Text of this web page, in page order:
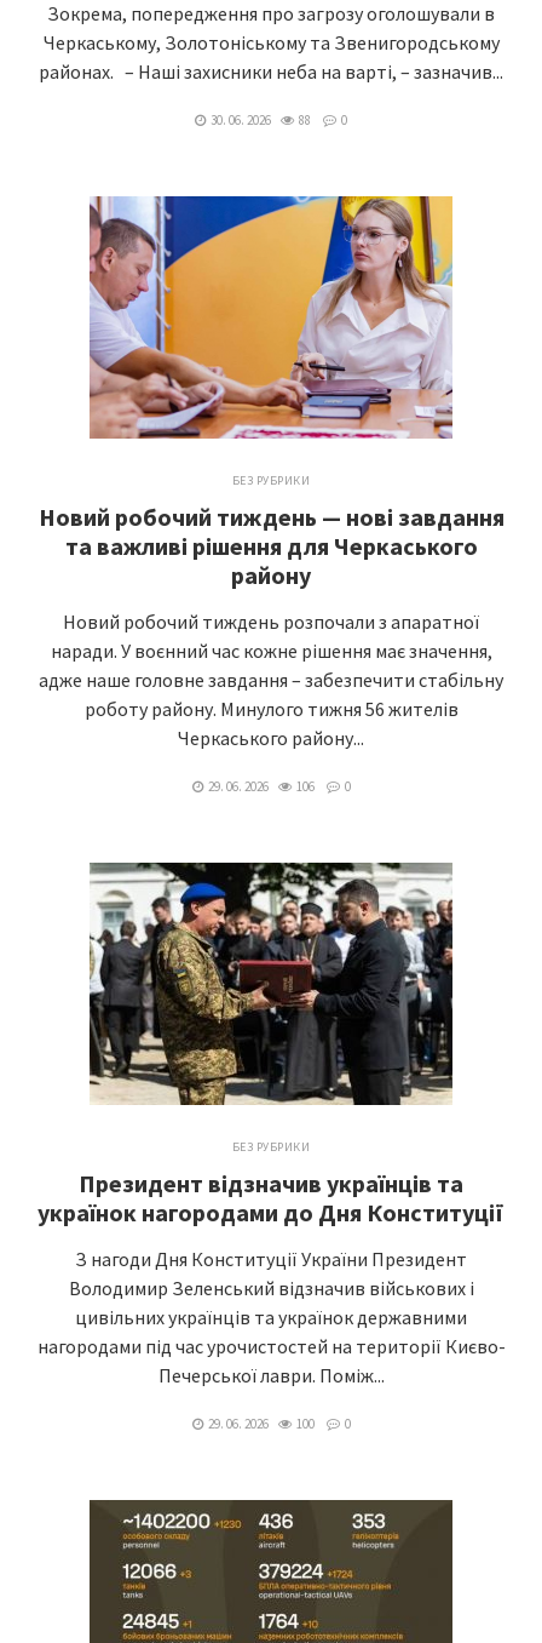
Зокрема, попередження про загрозу оголошували в
Черкаському, Золотоніському та Звенигородському
районах. – Наші захисники неба на варті, – зазначив...
30. 06. 2026 88 0
БЕЗ РУБРИКИ
Новий робочий тиждень — нові завдання
та важливі рішення для Черкаського
району
Новий робочий тиждень розпочали з апаратної
наради. У воєнний час кожне рішення має значення,
адже наше головне завдання – забезпечити стабільну
роботу району. Минулого тижня 56 жителів
Черкаського району...
29. 06. 2026 106 0
БЕЗ РУБРИКИ
Президент відзначив українців та
українок нагородами до Дня Конституції
З нагоди Дня Конституції України Президент
Володимир Зеленський відзначив військових і
цивільних українців та українок державними
нагородами під час урочистостей на території Києво-
Печерської лаври. Поміж...
29. 06. 2026 100 0